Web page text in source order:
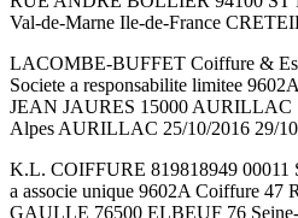
Val-de-Marne Ile-de-France
LACOMBE-BUFFET Coiffure &
Societe a responsabilite limitee
JEAN JAURES 15000 AURILLAC
Alpes AURILLAC 25/10/2016 29/
K.L. COIFFURE 819818949 00011
a associe unique 9602A Coiffure
GAULLE 76500 ELBEUF 76